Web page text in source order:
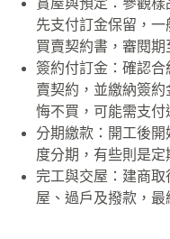
賞屋與預定：參觀
先支付訂金保留，
買賣契約書，審閱期
簽約付訂金：確認
賣契約，並繳納簽
悔不買，可能需支付
分期繳款：開工後
度分期，有些則是定
完工與交屋：建商
屋、過戶及撥款，最